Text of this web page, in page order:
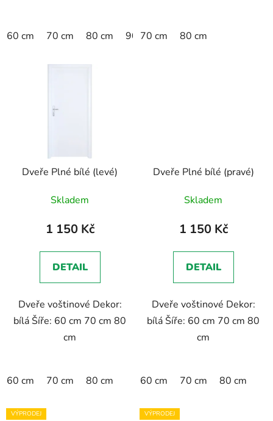
60 cm 70 cm 80 cm 90 cm70 cm 80 cm
Dveře Plné bílé (levé)
Skladem
1 150 Kč
DETAIL
Dveře voštinové Dekor:
bílá Šíře: 60 cm 70 cm 80
cm
60 cm 70 cm 80 cm
Dveře Plné bílé (pravé)
Skladem
1 150 Kč
DETAIL
Dveře voštinové Dekor:
bílá Šíře: 60 cm 70 cm 80
cm
60 cm 70 cm 80 cm
VÝPRODEJ VÝPRODEJ